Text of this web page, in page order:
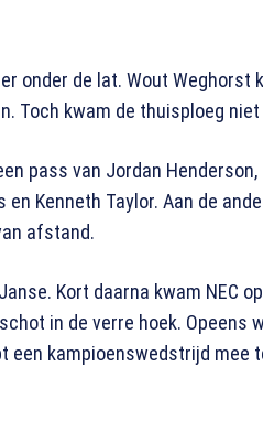
onder de lat. Wout Weghorst
Toch kwam de thuisploeg
pass van Jordan Henderson,
Kenneth Taylor. Aan de
afstand.
Kort daarna kwam NEC
in de verre hoek. Opeens
een kampioenswedstrijd mee